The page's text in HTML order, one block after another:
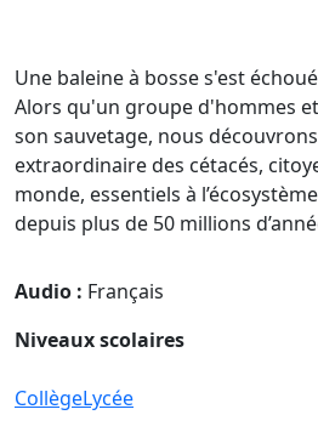
Une baleine à bosse s'est
Alors qu'un groupe d'hommes
son sauvetage, nous
extraordinaire des cétacés,
monde, essentiels à
depuis plus de 50 millions
Audio : Français
Niveaux scolaires
CollègeLycée